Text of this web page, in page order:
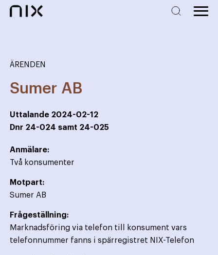
ÄRENDEN
Sumer AB
Uttalande 2024-02-12
Dnr 24-024 samt 24-025
Anmälare:
Två konsumenter
Motpart:
Sumer AB
Frågeställning:
Marknadsföring via telefon till konsument vars
telefonnummer fanns i spärregistret NIX-Telefon